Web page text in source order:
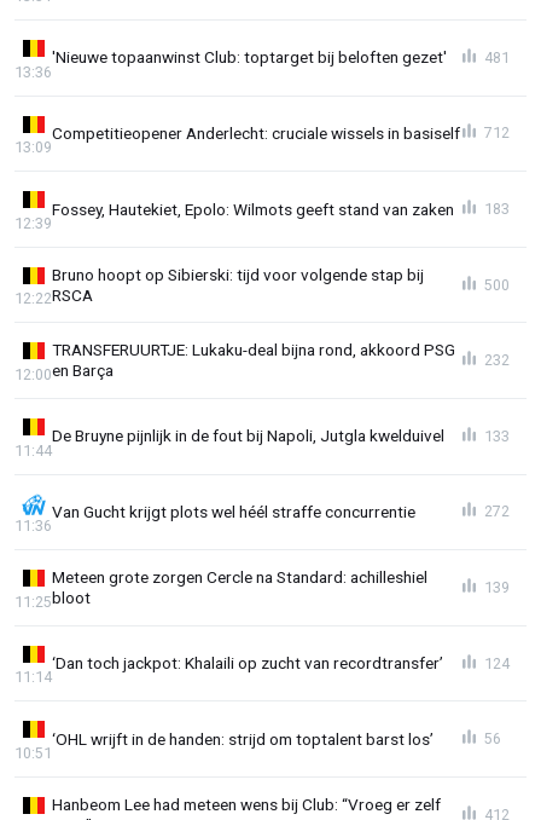
'Nieuwe topaanwinst Club: toptarget bij beloften gezet'
13:36
481
Competitieopener Anderlecht: cruciale wissels in basiself
13:09
712
Fossey, Hautekiet, Epolo: Wilmots geeft stand van zaken
12:39
183
Bruno hoopt op Sibierski: tijd voor volgende stap bij
RSCA
12:22
500
TRANSFERUURTJE: Lukaku-deal bijna rond, akkoord PSG
en Barça
12:00
232
De Bruyne pijnlijk in de fout bij Napoli, Jutgla kwelduivel
11:44
133
Van Gucht krijgt plots wel héél straffe concurrentie
11:36
272
Meteen grote zorgen Cercle na Standard: achilleshiel
bloot
11:25
139
‘Dan toch jackpot: Khalaili op zucht van recordtransfer’
11:14
124
‘OHL wrijft in de handen: strijd om toptalent barst los’
10:51
56
Hanbeom Lee had meteen wens bij Club: “Vroeg er zelf
412